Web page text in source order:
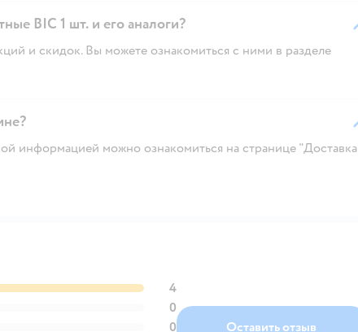
BIC 1 шт. и его аналоги?
и скидок. Вы можете ознакомиться с ними в разделе
информацией можно ознакомиться на странице "Доставка
4
0
0 Оставить отзыв